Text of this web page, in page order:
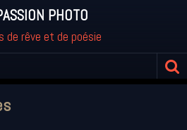
PHOTO
de rêve et de poésie